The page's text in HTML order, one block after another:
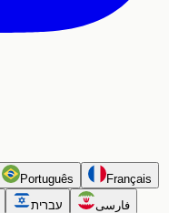
Português
Français
עברית فارسی